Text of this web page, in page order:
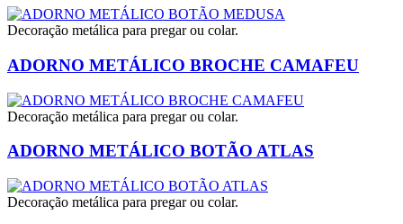
Decoração metálica para pregar ou colar.
ADORNO METÁLICO BROCHE CAMAFEU
Decoração metálica para pregar ou colar.
ADORNO METÁLICO BOTÃO ATLAS
Decoração metálica para pregar ou colar.